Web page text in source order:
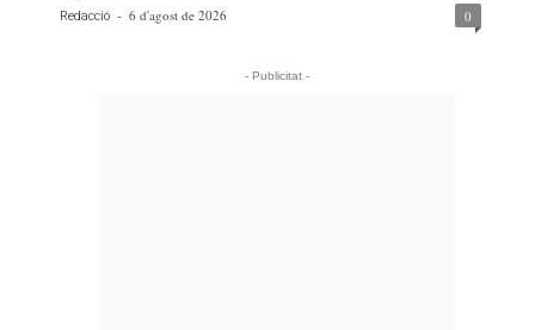
Redacció - 6 d'agost de 2026 0
- Publicitat -